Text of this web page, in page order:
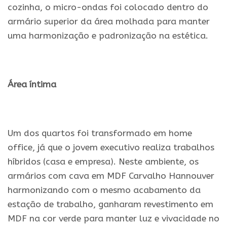
cozinha, o micro-ondas foi colocado dentro do
armário superior da área molhada para manter
uma harmonização e padronização na estética.
Área íntima
Um dos quartos foi transformado em home
office, já que o jovem executivo realiza trabalhos
híbridos (casa e empresa). Neste ambiente, os
armários com cava em MDF Carvalho Hannouver
harmonizando com o mesmo acabamento da
estação de trabalho, ganharam revestimento em
MDF na cor verde para manter luz e vivacidade no